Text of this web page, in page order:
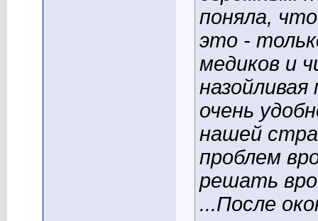
поняла,
это -
медиков и
очень
нашей
проблем
решать
...После